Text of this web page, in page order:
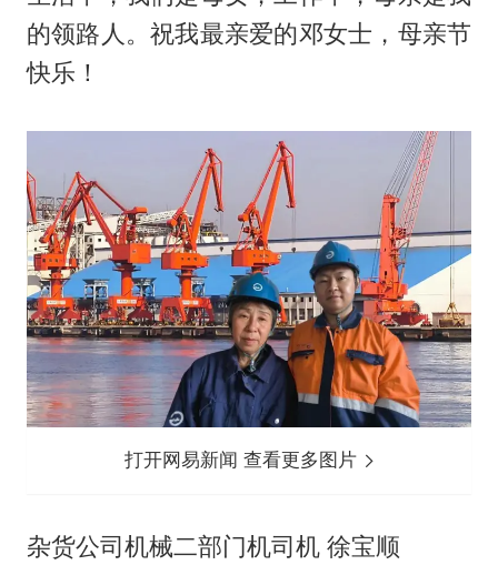
的领路人。祝我最亲爱的邓女士，母亲节
快乐！
打开网易新闻 查看更多图片
杂货公司机械二部门机司机 徐宝顺